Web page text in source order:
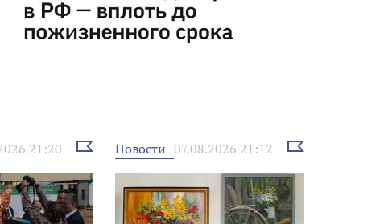
21:20
Выбрать
новость
Новости 07.08.2026 21:12
Выбрать